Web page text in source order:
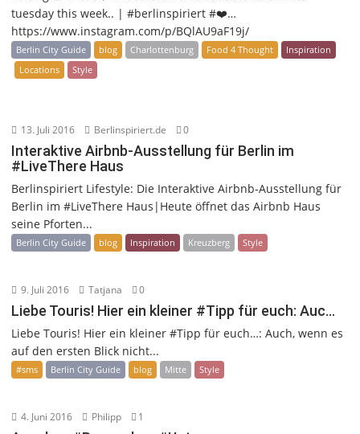
tuesday this week.. | #berlinspiriert #❤️…
https://www.instagram.com/p/BQlAU9aF19j/
Berlin City Guide blog Charlottenburg Food 4 Thought
Inspiration
Locations
Style
13. Juli 2016 Berlinspiriert.de 0
Interaktive Airbnb-Ausstellung für Berlin im
#LiveThere Haus
Berlinspiriert Lifestyle: Die Interaktive Airbnb-Ausstellung für
Berlin im #LiveThere Haus|Heute öffnet das Airbnb Haus
seine Pforten...
Berlin City Guide blog Inspiration Kreuzberg Style
9. Juli 2016 Tatjana 0
Liebe Touris! Hier ein kleiner #Tipp für euch: Auc…
Liebe Touris! Hier ein kleiner #Tipp für euch…: Auch, wenn es
auf den ersten Blick nicht...
#sms Berlin City Guide blog Mitte Style
4. Juni 2016 Philipp 1